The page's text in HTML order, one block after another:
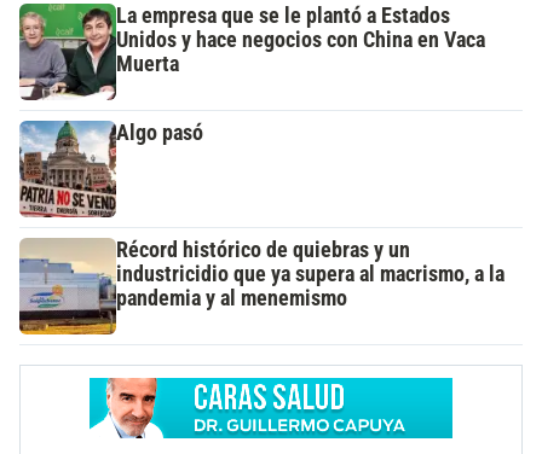
La empresa que se le plantó a Estados
Unidos y hace negocios con China en Vaca
Muerta
Algo pasó
Récord histórico de quiebras y un
industricidio que ya supera al macrismo, a la
pandemia y al menemismo